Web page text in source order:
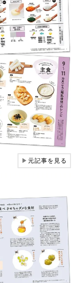
▶元記事を見る